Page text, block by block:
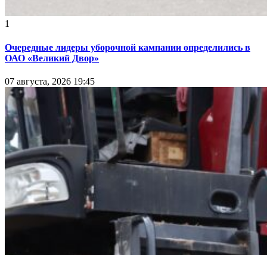
1
Очередные лидеры уборочной кампании определились в
ОАО «Великий Двор»
07 августа, 2026 19:45